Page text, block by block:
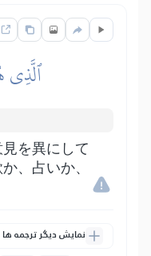
ٱلَّذِي
を異にして
、占いか、
نمایش دیگر ترجمه ها